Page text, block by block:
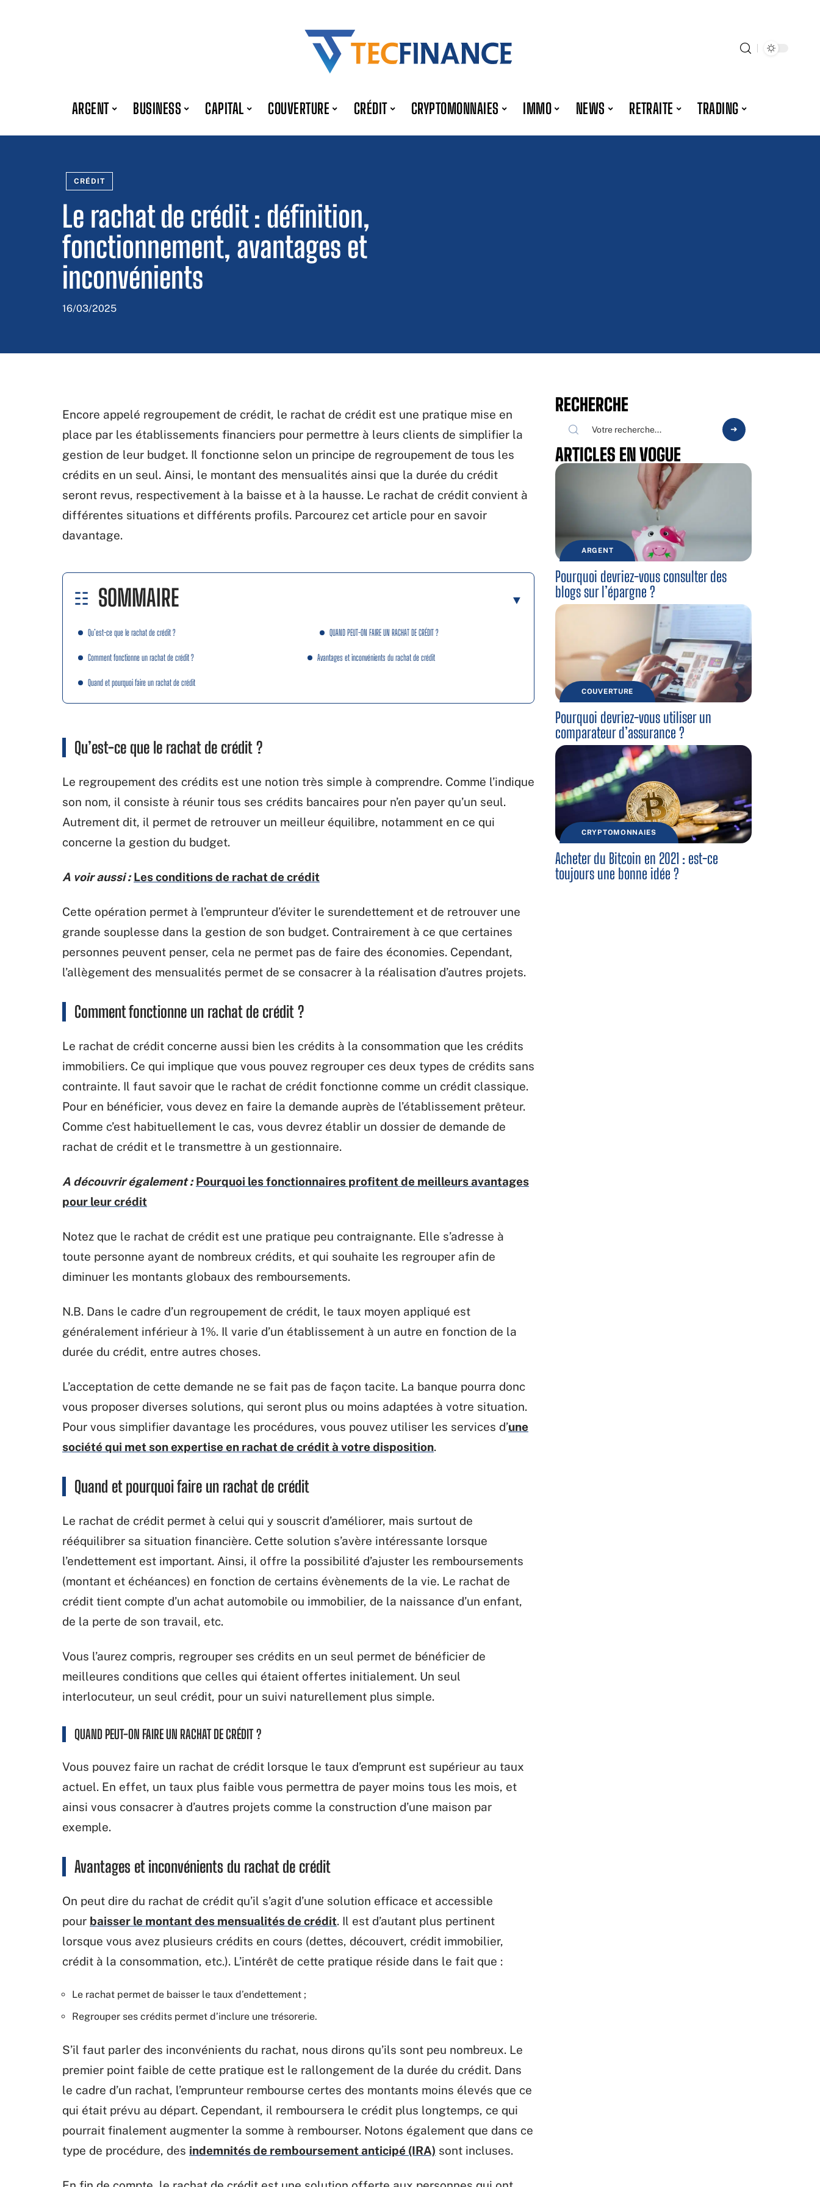
ARGENT BUSINESS CAPITAL COUVERTURE CRÉDIT CRYPTOMONNAIES IMMO NEWS RETRAITE TRADING
CRÉDIT
Le rachat de crédit : définition,
fonctionnement, avantages et
inconvénients
16/03/2025
Encore appelé regroupement de crédit, le rachat de crédit est une pratique mise en
place par les établissements financiers pour permettre à leurs clients de simplifier la
gestion de leur budget. Il fonctionne selon un principe de regroupement de tous les
crédits en un seul. Ainsi, le montant des mensualités ainsi que la durée du crédit
seront revus, respectivement à la baisse et à la hausse. Le rachat de crédit convient à
différentes situations et différents profils. Parcourez cet article pour en savoir
davantage.
SOMMAIRE
Qu’est-ce que le rachat de crédit ?
Comment fonctionne un rachat de crédit ?
Quand et pourquoi faire un rachat de crédit
QUAND PEUT-ON FAIRE UN RACHAT DE CRÉDIT ?
Avantages et inconvénients du rachat de crédit
Qu’est-ce que le rachat de crédit ?
Le regroupement des crédits est une notion très simple à comprendre. Comme l’indique
son nom, il consiste à réunir tous ses crédits bancaires pour n’en payer qu’un seul.
Autrement dit, il permet de retrouver un meilleur équilibre, notamment en ce qui
concerne la gestion du budget.
A voir aussi : Les conditions de rachat de crédit
Cette opération permet à l’emprunteur d’éviter le surendettement et de retrouver une
grande souplesse dans la gestion de son budget. Contrairement à ce que certaines
personnes peuvent penser, cela ne permet pas de faire des économies. Cependant,
l’allègement des mensualités permet de se consacrer à la réalisation d’autres projets.
Comment fonctionne un rachat de crédit ?
Le rachat de crédit concerne aussi bien les crédits à la consommation que les crédits
immobiliers. Ce qui implique que vous pouvez regrouper ces deux types de crédits sans
contrainte. Il faut savoir que le rachat de crédit fonctionne comme un crédit classique.
Pour en bénéficier, vous devez en faire la demande auprès de l’établissement prêteur.
Comme c’est habituellement le cas, vous devrez établir un dossier de demande de
rachat de crédit et le transmettre à un gestionnaire.
A découvrir également : Pourquoi les fonctionnaires profitent de meilleurs avantages
pour leur crédit
Notez que le rachat de crédit est une pratique peu contraignante. Elle s’adresse à
toute personne ayant de nombreux crédits, et qui souhaite les regrouper afin de
diminuer les montants globaux des remboursements.
N.B. Dans le cadre d’un regroupement de crédit, le taux moyen appliqué est
généralement inférieur à 1%. Il varie d’un établissement à un autre en fonction de la
durée du crédit, entre autres choses.
L’acceptation de cette demande ne se fait pas de façon tacite. La banque pourra donc
vous proposer diverses solutions, qui seront plus ou moins adaptées à votre situation.
Pour vous simplifier davantage les procédures, vous pouvez utiliser les services d’une
société qui met son expertise en rachat de crédit à votre disposition.
Quand et pourquoi faire un rachat de crédit
Le rachat de crédit permet à celui qui y souscrit d’améliorer, mais surtout de
rééquilibrer sa situation financière. Cette solution s’avère intéressante lorsque
l’endettement est important. Ainsi, il offre la possibilité d’ajuster les remboursements
(montant et échéances) en fonction de certains évènements de la vie. Le rachat de
crédit tient compte d’un achat automobile ou immobilier, de la naissance d’un enfant,
de la perte de son travail, etc.
Vous l’aurez compris, regrouper ses crédits en un seul permet de bénéficier de
meilleures conditions que celles qui étaient offertes initialement. Un seul
interlocuteur, un seul crédit, pour un suivi naturellement plus simple.
QUAND PEUT-ON FAIRE UN RACHAT DE CRÉDIT ?
Vous pouvez faire un rachat de crédit lorsque le taux d’emprunt est supérieur au taux
actuel. En effet, un taux plus faible vous permettra de payer moins tous les mois, et
ainsi vous consacrer à d’autres projets comme la construction d’une maison par
exemple.
Avantages et inconvénients du rachat de crédit
On peut dire du rachat de crédit qu’il s’agit d’une solution efficace et accessible
pour baisser le montant des mensualités de crédit. Il est d’autant plus pertinent
lorsque vous avez plusieurs crédits en cours (dettes, découvert, crédit immobilier,
crédit à la consommation, etc.). L’intérêt de cette pratique réside dans le fait que :
Le rachat permet de baisser le taux d’endettement ;
Regrouper ses crédits permet d’inclure une trésorerie.
S’il faut parler des inconvénients du rachat, nous dirons qu’ils sont peu nombreux. Le
premier point faible de cette pratique est le rallongement de la durée du crédit. Dans
le cadre d’un rachat, l’emprunteur rembourse certes des montants moins élevés que ce
qui était prévu au départ. Cependant, il remboursera le crédit plus longtemps, ce qui
pourrait finalement augmenter la somme à rembourser. Notons également que dans ce
type de procédure, des indemnités de remboursement anticipé (IRA) sont incluses.
RECHERCHE
ARTICLES EN VOGUE
ARGENT
Pourquoi devriez-vous consulter des
blogs sur l’épargne ?
COUVERTURE
Pourquoi devriez-vous utiliser un
comparateur d’assurance ?
CRYPTOMONNAIES
Acheter du Bitcoin en 2021 : est-ce
toujours une bonne idée ?